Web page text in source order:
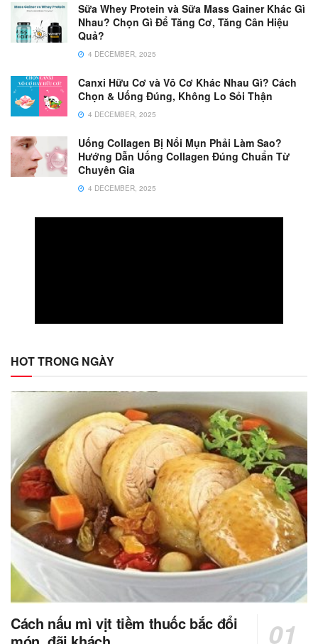
Sữa Whey Protein và Sữa Mass Gainer Khác Gì
Nhau? Chọn Gì Để Tăng Cơ, Tăng Cân Hiệu
Quả?
4 DECEMBER, 2025
Canxi Hữu Cơ và Vô Cơ Khác Nhau Gì? Cách
Chọn & Uống Đúng, Không Lo Sỏi Thận
4 DECEMBER, 2025
Uống Collagen Bị Nổi Mụn Phải Làm Sao?
Hướng Dẫn Uống Collagen Đúng Chuẩn Từ
Chuyên Gia
4 DECEMBER, 2025
HOT TRONG NGÀY
Cách nấu mì vịt tiềm thuốc bắc đổi